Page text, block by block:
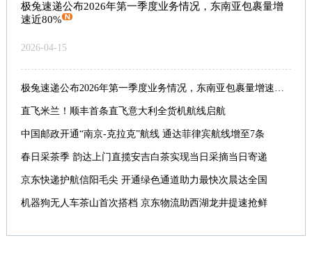
极兔速递公布2026年第一季度业务情况，东南亚包裹量增
速近80%
2026-04-15
极兔速递公布2026年第一季度业务情况，东南亚包裹量增速近80%
直飞米兰！顺丰首条直飞意大利全货机航线启航
中国邮政开通“南京-克拉克”航线 通达菲律宾航线增至7条
春日采茶季 韵达上门直揽安吉白茶实现当日采摘当日寄递
京东快递护航信阳毛尖 开通绿色通道助力最快次晨达全国
机器狗无人车茶山首次搭档 京东物流助西湖龙井提速抢鲜